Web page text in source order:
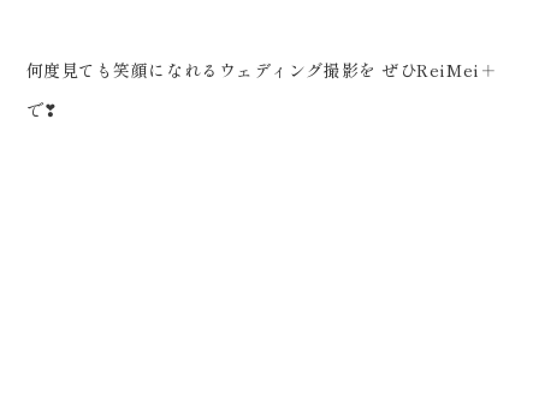
何度見ても笑顔になれるウェディング撮影を ぜひReiMei＋
で❣